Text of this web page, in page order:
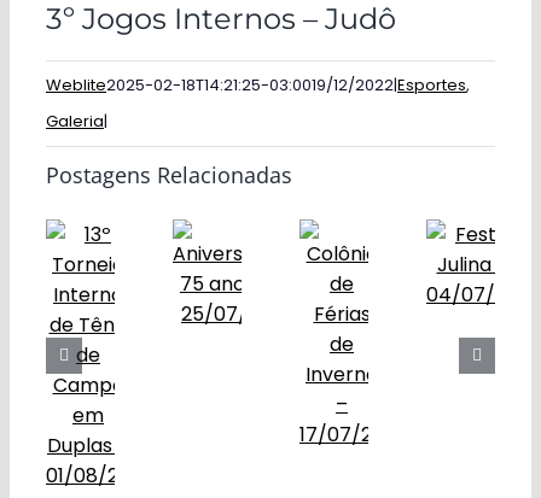
Institucional
Galeria
Esportes
Obras
Contato
3º Jogos Internos – Judô
Weblite2025-02-18T14:21:25-03:0019/12/2022|Esportes,
Galeria|
Postagens Relacionadas